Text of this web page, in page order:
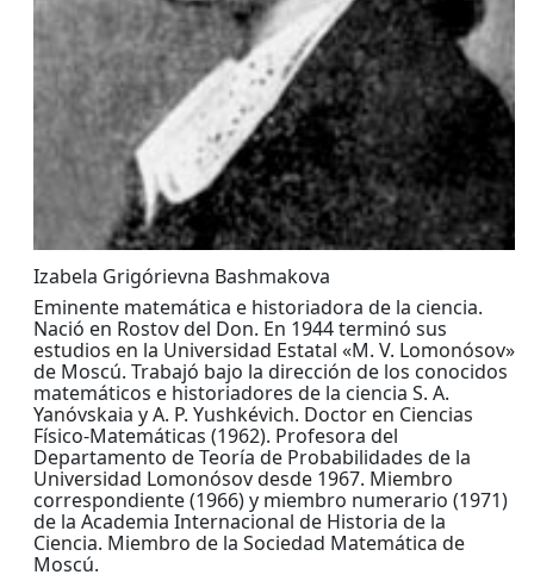
Izabela Grigórievna Bashmakova
Eminente matemática e historiadora de la ciencia.
Nació en Rostov del Don. En 1944 terminó sus
estudios en la Universidad Estatal «M. V. Lomonósov»
de Moscú. Trabajó bajo la dirección de los conocidos
matemáticos e historiadores de la ciencia S. A.
Yanóvskaia y A. P. Yushkévich. Doctor en Ciencias
Físico-Matemáticas (1962). Profesora del
Departamento de Teoría de Probabilidades de la
Universidad Lomonósov desde 1967. Miembro
correspondiente (1966) y miembro numerario (1971)
de la Academia Internacional de Historia de la
Ciencia. Miembro de la Sociedad Matemática de
Moscú.